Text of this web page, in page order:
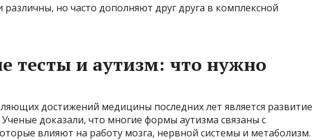
различны, но часто дополняют друг друга в комплексной
тесты и аутизм: что нужно
достижений медицины последних лет является развитие
Ученые доказали, что многие формы аутизма связаны с
влияют на работу мозга, нервной системы и метаболизм.